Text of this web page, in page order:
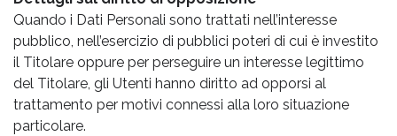
Quando i Dati Personali sono trattati nell’interesse
pubblico, nell’esercizio di pubblici poteri di cui è investito
il Titolare oppure per perseguire un interesse legittimo
del Titolare, gli Utenti hanno diritto ad opporsi al
trattamento per motivi connessi alla loro situazione
particolare.